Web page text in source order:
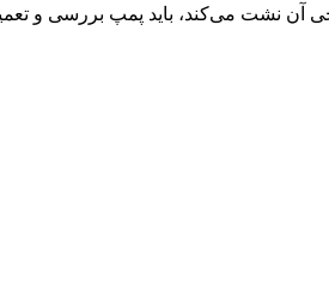
آن نشت می‌کند، باید پمپ بررسی و